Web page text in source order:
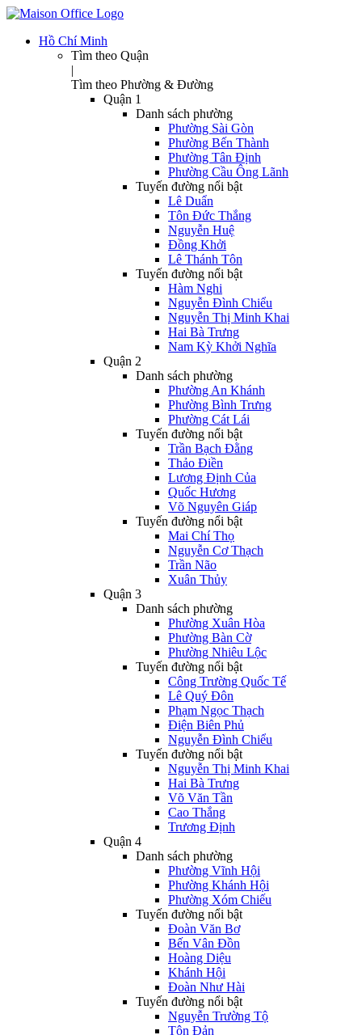
Hồ Chí Minh
Tìm theo Quận
|
Tìm theo Phường & Đường
Quận 1
Danh sách phường
Phường Sài Gòn
Phường Bến Thành
Phường Tân Định
Phường Cầu Ông Lãnh
Tuyến đường nổi bật
Lê Duẩn
Tôn Đức Thắng
Nguyễn Huệ
Đồng Khởi
Lê Thánh Tôn
Tuyến đường nổi bật
Hàm Nghi
Nguyễn Đình Chiểu
Nguyễn Thị Minh Khai
Hai Bà Trưng
Nam Kỳ Khởi Nghĩa
Quận 2
Danh sách phường
Phường An Khánh
Phường Bình Trưng
Phường Cát Lái
Tuyến đường nổi bật
Trần Bạch Đằng
Thảo Điền
Lương Định Của
Quốc Hương
Võ Nguyên Giáp
Tuyến đường nổi bật
Mai Chí Thọ
Nguyễn Cơ Thạch
Trần Não
Xuân Thủy
Quận 3
Danh sách phường
Phường Xuân Hòa
Phường Bàn Cờ
Phường Nhiêu Lộc
Tuyến đường nổi bật
Công Trường Quốc Tế
Lê Quý Đôn
Phạm Ngọc Thạch
Điện Biên Phủ
Nguyễn Đình Chiểu
Tuyến đường nổi bật
Nguyễn Thị Minh Khai
Hai Bà Trưng
Võ Văn Tần
Cao Thắng
Trương Định
Quận 4
Danh sách phường
Phường Vĩnh Hội
Phường Khánh Hội
Phường Xóm Chiếu
Tuyến đường nổi bật
Đoàn Văn Bơ
Bến Vân Đồn
Hoàng Diệu
Khánh Hội
Đoàn Như Hài
Tuyến đường nổi bật
Nguyễn Trường Tộ
Tôn Đản